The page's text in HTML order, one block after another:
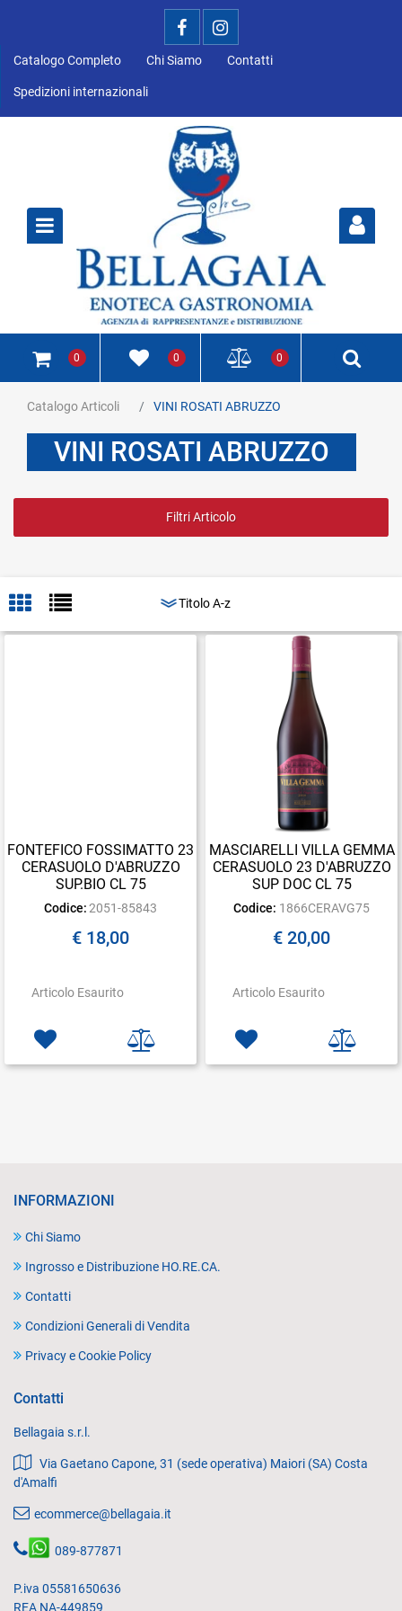
Catalogo Completo Chi Siamo Contatti
Spedizioni internazionali
0 0 0
Catalogo Articoli VINI ROSATI ABRUZZO
VINI ROSATI ABRUZZO
Filtri Articolo
FONTEFICO FOSSIMATTO 23
CERASUOLO D'ABRUZZO
SUP.BIO CL 75
Codice: 2051-85843
€ 18,00
Articolo Esaurito
MASCIARELLI VILLA GEMMA
CERASUOLO 23 D'ABRUZZO
SUP DOC CL 75
Codice: 1866CERAVG75
€ 20,00
Articolo Esaurito
INFORMAZIONI
Chi Siamo
Ingrosso e Distribuzione HO.RE.CA.
Contatti
Condizioni Generali di Vendita
Privacy e Cookie Policy
Contatti
Bellagaia s.r.l.
Via Gaetano Capone, 31 (sede operativa) Maiori (SA) Costa
d'Amalfi
ecommerce@bellagaia.it
089-877871
P.iva 05581650636
REA NA-449859